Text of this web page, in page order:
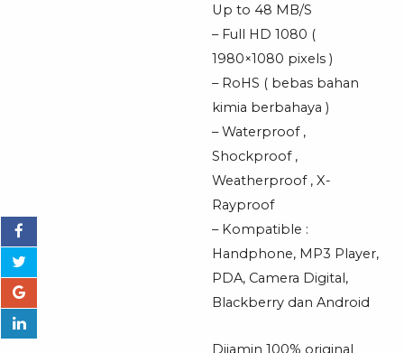
Up to 48 MB/S
– Full HD 1080 (
1980×1080 pixels )
– RoHS ( bebas bahan
kimia berbahaya )
– Waterproof ,
Shockproof ,
Weatherproof , X-
Rayproof
– Kompatible :
Handphone, MP3 Player,
PDA, Camera Digital,
Blackberry dan Android
Dijamin 100% original